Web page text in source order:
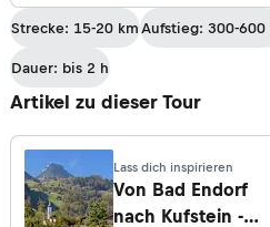
Strecke: 15-20 km Aufstieg: 300-600
Dauer: bis 2 h
Artikel zu dieser Tour
Lass dich inspirieren
Von Bad Endorf
nach Kufstein -